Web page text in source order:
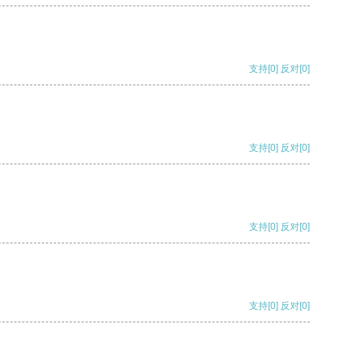
支持[0] 反对[0]
支持[0] 反对[0]
支持[0] 反对[0]
支持[0] 反对[0]